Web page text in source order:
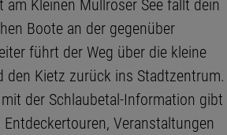
Boote an der gegenüber
führt der Weg über die kleine
den Kietz zurück ins Stadtzentrum.
der Schlaubetal-Information gibt
Veranstaltungen